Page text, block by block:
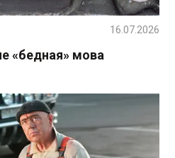
«бедная» мова
16.07.2026